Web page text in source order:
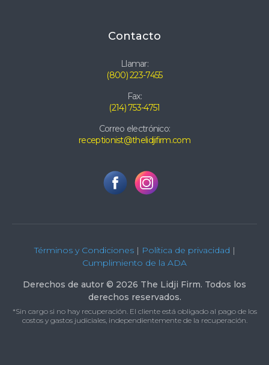
Contacto
Llamar:
(800) 223-7455
Fax:
(214) 753-4751
Correo electrónico:
receptionist@thelidjifirm.com
Términos y Condiciones| Política de privacidad |
Cumplimiento de la ADA
Derechos de autor © 2026 The Lidji Firm. Todos los
derechos reservados.
*Sin cargo si no hay recuperación. El cliente está obligado al pago de los
costos y gastos judiciales, independientemente de la recuperación.